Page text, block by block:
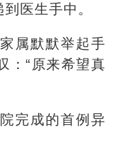
医生手中。
属默默举起手
：“原来希望真
完成的首例异